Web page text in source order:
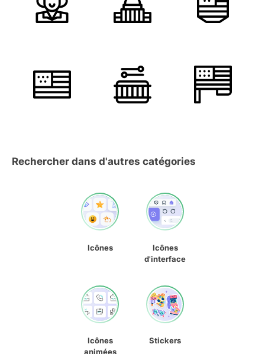
Rechercher dans d'autres catégories
Icônes
Icônes
d'interface
Icônes
animées
Stickers